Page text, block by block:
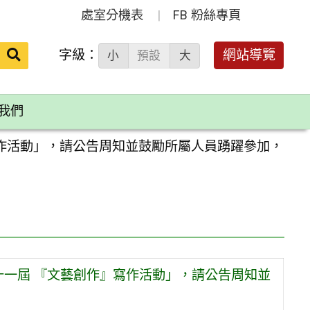
處室分機表 FB 粉絲專頁
送出 字級： 小 預設 大 網站導覽
們
動」，請公告周知並鼓勵所屬人員踴躍參加，
屆 『文藝創作』寫作活動」，請公告周知並